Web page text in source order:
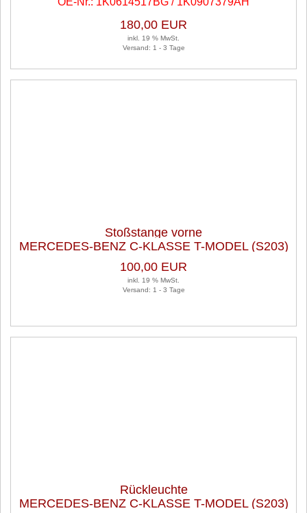
180,00 EUR
inkl. 19 % MwSt.
Versand: 1 - 3 Tage
Stoßstange vorne
MERCEDES-BENZ C-KLASSE T-MODEL (S203)
C 180 KOMPRESSOR
100,00 EUR
inkl. 19 % MwSt.
Versand: 1 - 3 Tage
Rückleuchte
MERCEDES-BENZ C-KLASSE T-MODEL (S203)